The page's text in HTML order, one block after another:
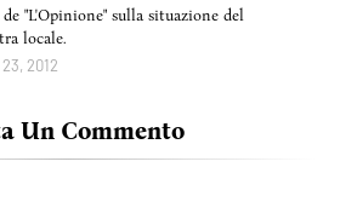
"L'Opinione" sulla situazione del
locale.
2012
Un Commento